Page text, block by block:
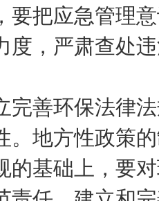
要把应急管理
度，严肃查处
完善环保法律
。地方性政策
的基础上，要